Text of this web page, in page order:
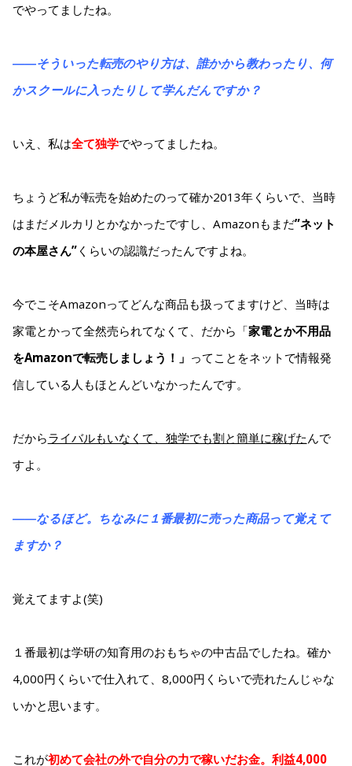
でやってましたね。
――そういった転売のやり方は、誰かから教わったり、何
かスクールに入ったりして学んだんですか？
いえ、私は全て独学でやってましたね。
ちょうど私が転売を始めたのって確か2013年くらいで、当時
はまだメルカリとかなかったですし、Amazonもまだ”ネット
の本屋さん”くらいの認識だったんですよね。
今でこそAmazonってどんな商品も扱ってますけど、当時は
家電とかって全然売られてなくて、だから「家電とか不用品
をAmazonで転売しましょう！」 ってことをネットで情報発
信している人もほとんどいなかったんです。
だからライバルもいなくて、独学でも割と簡単に稼げた んで
すよ。
――なるほど。ちなみに１番最初に売った商品って覚えて
ますか？
覚えてますよ(笑)
１番最初は学研の知育用のおもちゃの中古品でしたね。確か
4,000円くらいで仕入れて、8,000円くらいで売れたんじゃな
いかと思います。
これが初めて会社の外で自分の力で稼いだお金。利益4,000